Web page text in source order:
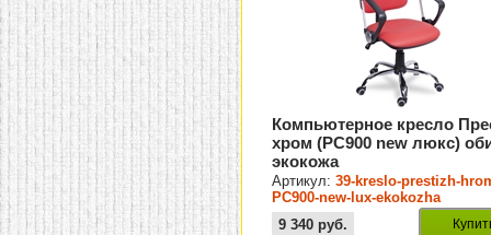
Компьютерное кресло
хром (PC900 new люкс)
экокожа
Артикул:39-kreslo-prestizh-
PC900-new-lux-ekokozha
9 340 руб.